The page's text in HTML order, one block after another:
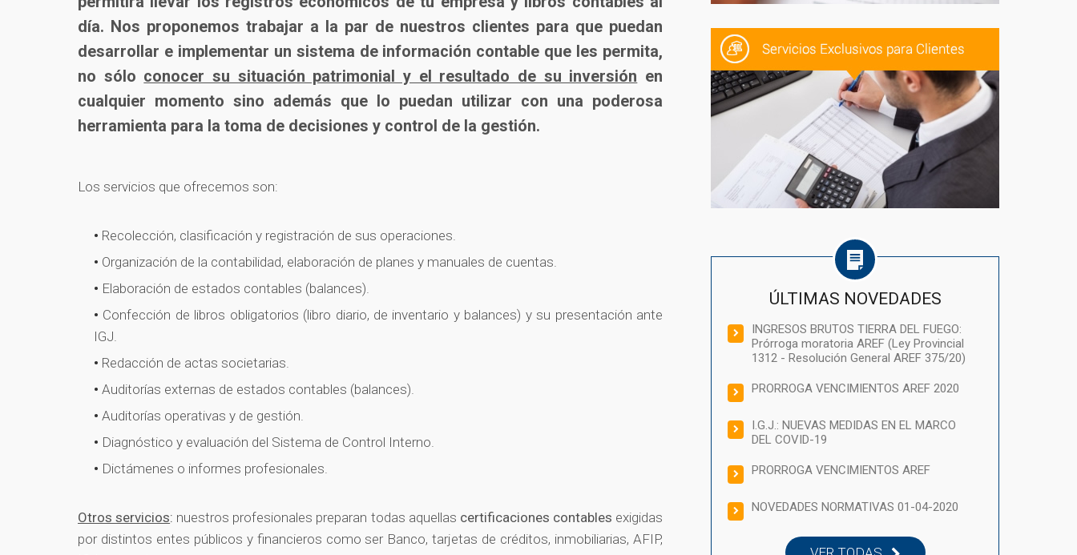
día. Nos proponemos trabajar a la par de nuestros clientes para que puedan
desarrollar e implementar un sistema de información contable que les permita,
no sólo conocer su situación patrimonial y el resultado de su inversión en
cualquier momento sino además que lo puedan utilizar con una poderosa
herramienta para la toma de decisiones y control de la gestión.
Los servicios que ofrecemos son:
Recolección, clasificación y registración de sus operaciones.
Organización de la contabilidad, elaboración de planes y manuales de cuentas.
Elaboración de estados contables (balances).
Confección de libros obligatorios (libro diario, de inventario y balances) y su presentación ante
IGJ.
Redacción de actas societarias.
Auditorías externas de estados contables (balances).
Auditorías operativas y de gestión.
Diagnóstico y evaluación del Sistema de Control Interno.
Dictámenes o informes profesionales.
Otros servicios: nuestros profesionales preparan todas aquellas certificaciones contables exigidas
por distintos entes públicos y financieros como ser Banco, tarjetas de créditos, inmobiliarias, AFIP,
ÚLTIMAS NOVEDADES
INGRESOS BRUTOS TIERRA DEL FUEGO:
Prórroga moratoria AREF (Ley Provincial
1312 - Resolución General AREF 375/20)
PRORROGA VENCIMIENTOS AREF 2020
I.G.J.: NUEVAS MEDIDAS EN EL MARCO
DEL COVID-19
PRORROGA VENCIMIENTOS AREF
NOVEDADES NORMATIVAS 01-04-2020